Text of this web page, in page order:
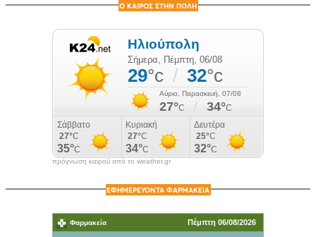
Ο ΚΑΙΡΟΣ ΣΤΗΝ ΠΟΛΗ
πρόγνωση καιρού από το weather.gr
ΕΦΗΜΕΡΕΥΟΝΤΑ ΦΑΡΜΑΚΕΙΑ